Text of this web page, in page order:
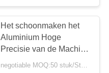
Het schoonmaken het
Aluminium Hoge
Precisie van de Machine
Piezo Ceramische
negotiable MOQ:50 stuk/Stukken